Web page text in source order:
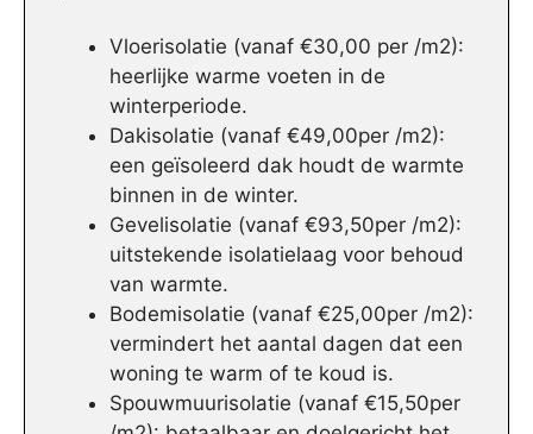
Vloerisolatie (vanaf €30,00 per /m2):
heerlijke warme voeten in de
winterperiode.
Dakisolatie (vanaf €49,00per /m2):
een geïsoleerd dak houdt de warmte
binnen in de winter.
Gevelisolatie (vanaf €93,50per /m2):
uitstekende isolatielaag voor behoud
van warmte.
Bodemisolatie (vanaf €25,00per /m2):
vermindert het aantal dagen dat een
woning te warm of te koud is.
Spouwmuurisolatie (vanaf €15,50per